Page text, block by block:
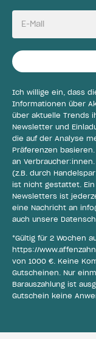
E-Mail
Ich willige ein, dass die
Informationen über
über aktuelle Trends
Newsletter und
die auf der Analyse
Präferenzen
an
(z.B. durch
ist nicht gestattet. Ein
Newsletters ist
eine Nachricht an
auch unsere
*Gültig für 2 Wochen
https://
von 1000 €. Keine
Gutscheinen. Nur
Barauszahlung ist
Gutschein keine